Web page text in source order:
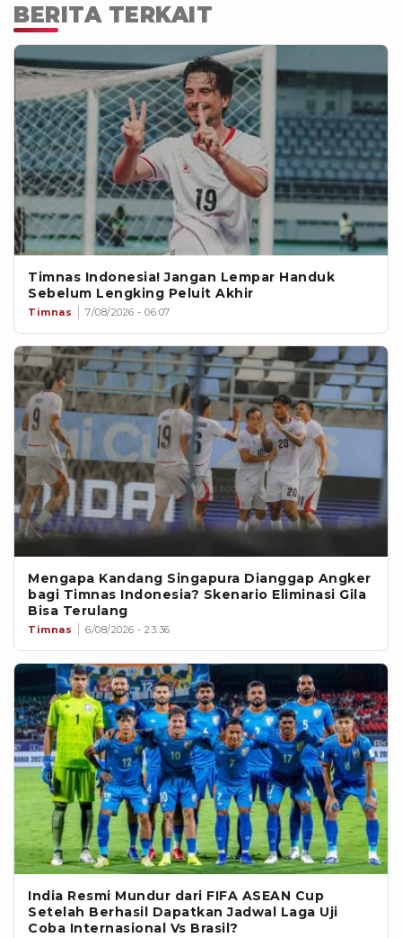
BERITA TERKAIT
Timnas Indonesia! Jangan Lempar Handuk
Sebelum Lengking Peluit Akhir
Timnas 7/08/2026 - 06:07
Mengapa Kandang Singapura Dianggap Angker
bagi Timnas Indonesia? Skenario Eliminasi Gila
Bisa Terulang
Timnas 6/08/2026 - 23:36
India Resmi Mundur dari FIFA ASEAN Cup
Setelah Berhasil Dapatkan Jadwal Laga Uji
Coba Internasional Vs Brasil?